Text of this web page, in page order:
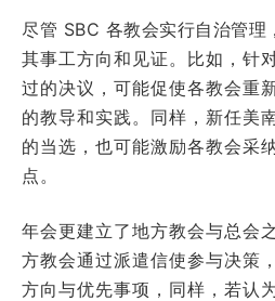
尽管 SBC 各教会实行自治管理
其事工方向和见证。比如，针
过的决议，可能促使各教会重
的教导和实践。同样，新任美
的当选，也可能激励各教会采
点。
年会更建立了地方教会与总会
方教会通过派遣信使参与决策
方向与优先事项，同样，若认